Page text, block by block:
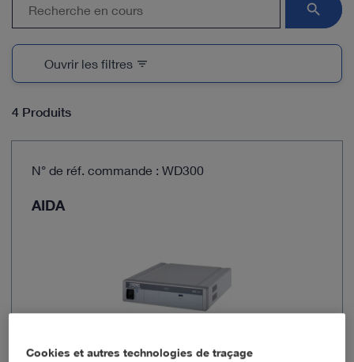
4 Produits
N° de réf. commande : WD300
AIDA
search
Ouvrir les filtres filter_list
Cookies et autres technologies de traçage